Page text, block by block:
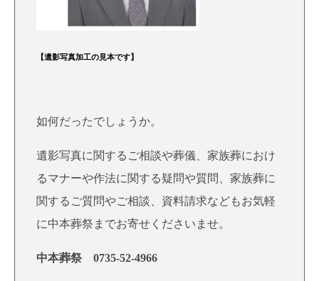
【遺影写真加工の見本です】
如何だったでしょうか。
遺影写真に関するご相談や葬儀、家族葬におけ
るマナーや作法に関する疑問や質問、家族葬に
関するご質問やご相談、資料請求などもお気軽
に中本葬祭までお寄せくださいませ。
中本葬祭 0735-52-4966